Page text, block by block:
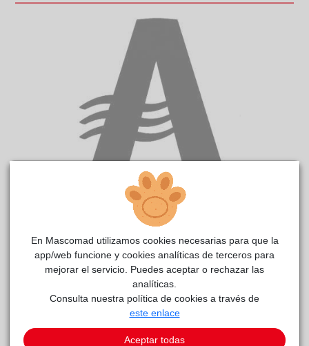
reside actualmente en el centro de acogida
CIMPA Alcalá de Henares.
COMENTARIOS
Carácter
Corto. Sí. Sí.
En Mascomad utilizamos cookies necesarias para que la
app/web funcione y cookies analíticas de terceros para
mejorar el servicio. Puedes aceptar o rechazar las
analíticas.
Consulta nuestra política de cookies a través de
este enlace
Aceptar todas